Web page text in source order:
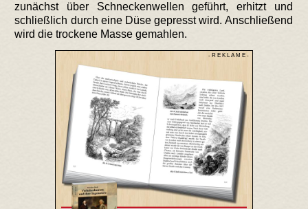
zunächst über Schneckenwellen geführt, erhitzt und
schließlich durch eine Düse gepresst wird. Anschließend
wird die trockene Masse gemahlen.
- R E K L A M E -